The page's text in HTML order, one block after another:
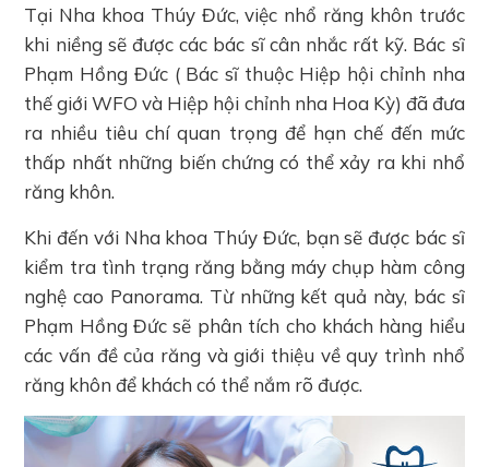
Tại Nha khoa Thúy Đức, việc nhổ răng khôn trước
khi niềng sẽ được các bác sĩ cân nhắc rất kỹ. Bác sĩ
Phạm Hồng Đức ( Bác sĩ thuộc Hiệp hội chỉnh nha
thế giới WFO và Hiệp hội chỉnh nha Hoa Kỳ) đã đưa
ra nhiều tiêu chí quan trọng để hạn chế đến mức
thấp nhất những biến chứng có thể xảy ra khi nhổ
răng khôn.
Khi đến với Nha khoa Thúy Đức, bạn sẽ được bác sĩ
kiểm tra tình trạng răng bằng máy chụp hàm công
nghệ cao Panorama. Từ những kết quả này, bác sĩ
Phạm Hồng Đức sẽ phân tích cho khách hàng hiểu
các vấn đề của răng và giới thiệu về quy trình nhổ
răng khôn để khách có thể nắm rõ được.